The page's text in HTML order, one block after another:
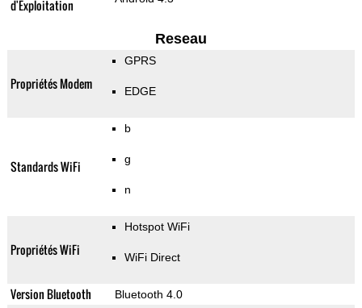
d'Exploitation
Reseau
Propriétés Modem
GPRS
EDGE
Standards WiFi
b
g
n
Propriétés WiFi
Hotspot WiFi
WiFi Direct
Version Bluetooth Bluetooth 4.0